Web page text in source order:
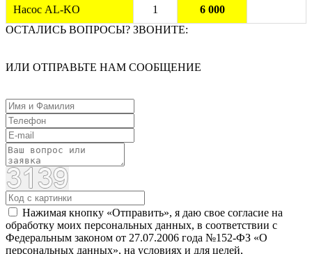
Насос AL-KO 1
6 000
ОСТАЛИСЬ ВОПРОСЫ? ЗВОНИТЕ:
ИЛИ ОТПРАВЬТЕ НАМ СООБЩЕНИЕ
Нажимая кнопку «Отправить», я даю свое согласие на
обработку моих персональных данных, в соответствии с
Федеральным законом от 27.07.2006 года №152-ФЗ «О
персональных данных», на условиях и для целей,